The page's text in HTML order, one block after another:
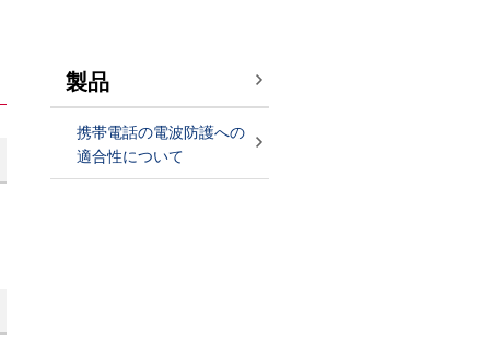
製品
携帯電話の電波防護への
適合性について